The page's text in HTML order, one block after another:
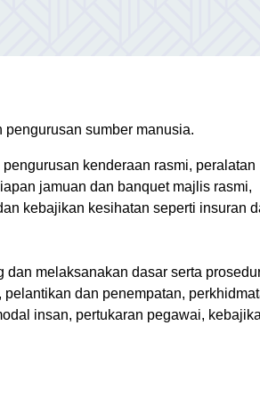
sumber manusia.
kenderaan rasmi, peralatan
jamuan dan banquet majlis rasmi,
kebajikan kesihatan seperti insuran
melaksanakan dasar serta
dan penempatan,
insan, pertukaran pegawai,